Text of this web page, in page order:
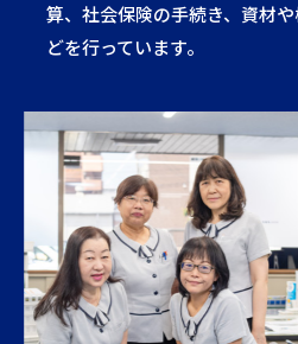
算、社会保険の手続き、資材
どを行っています。